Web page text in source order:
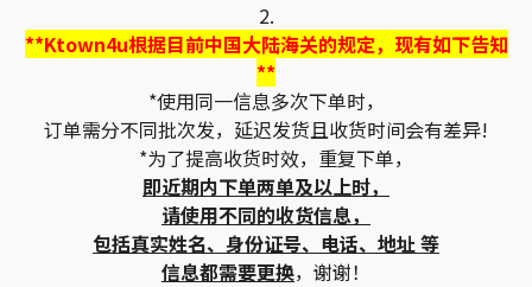
2.
**Ktown4u根据目前中国大陆海关的规定，现有如下告知
**
*使用同一信息多次下单时，
订单需分不同批次发，延迟发货且收货时间会有差异!
*为了提高收货时效，重复下单，
即近期内下单两单及以上时，
请使用不同的收货信息，
包括真实姓名、身份证号、电话、地址 等
信息都需要更换，谢谢！